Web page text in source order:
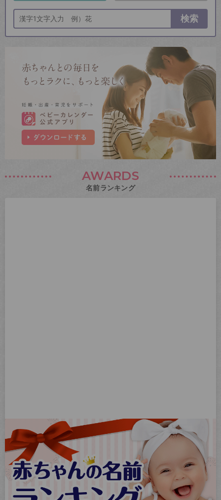
検索
AWARDS
名前ランキング